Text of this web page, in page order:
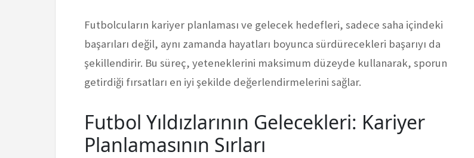
Futbolcuların kariyer planlaması ve gelecek hedefleri, sadece saha içindeki
başarıları değil, aynı zamanda hayatları boyunca sürdürecekleri başarıyı da
şekillendirir. Bu süreç, yeteneklerini maksimum düzeyde kullanarak, sporun
getirdiği fırsatları en iyi şekilde değerlendirmelerini sağlar.
Futbol Yıldızlarının Gelecekleri: Kariyer
Planlamasının Sırları